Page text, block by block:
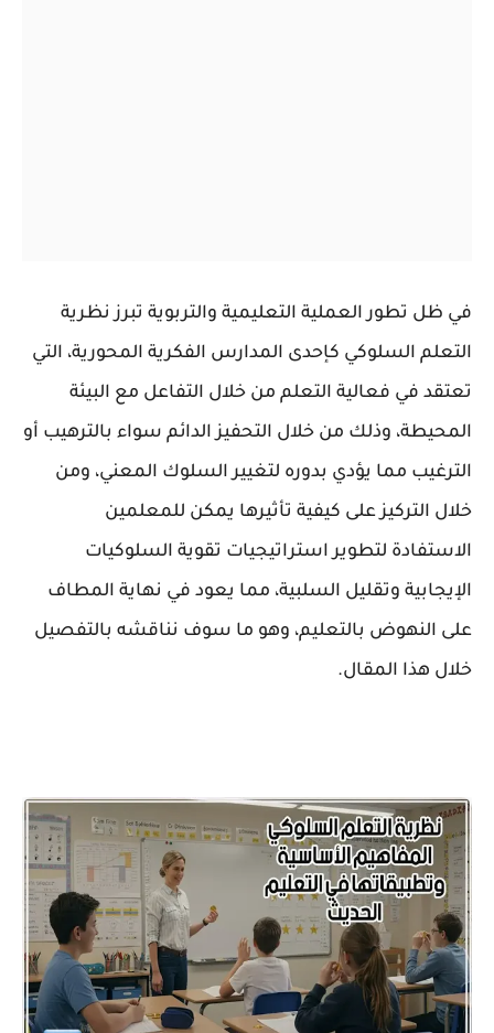
في ظل تطور العملية التعليمية والتربوية تبرز نظرية
التعلم السلوكي كإحدى المدارس الفكرية المحورية، التي
تعتقد في فعالية التعلم من خلال التفاعل مع البيئة
المحيطة، وذلك من خلال التحفيز الدائم سواء بالترهيب أو
الترغيب مما يؤدي بدوره لتغيير السلوك المعني، ومن
خلال التركيز على كيفية تأثيرها يمكن للمعلمين
الاستفادة لتطوير استراتيجيات تقوية السلوكيات
الإيجابية وتقليل السلبية، مما يعود في نهاية المطاف
على النهوض بالتعليم، وهو ما سوف نناقشه بالتفصيل
خلال هذا المقال.